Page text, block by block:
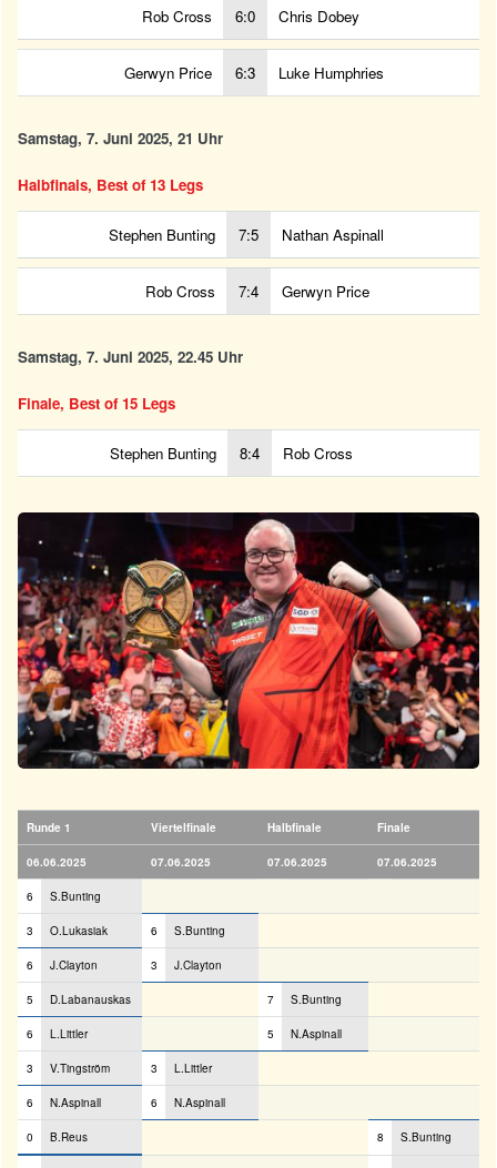
Rob Cross 6:0 Chris Dobey
Gerwyn Price 6:3 Luke Humphries
Samstag, 7. Juni 2025, 21 Uhr
Halbfinals, Best of 13 Legs
Stephen Bunting 7:5 Nathan Aspinall
Rob Cross 7:4 Gerwyn Price
Samstag, 7. Juni 2025, 22.45 Uhr
Finale, Best of 15 Legs
Stephen Bunting 8:4 Rob Cross
Runde 1 Viertelfinale Halbfinale Finale
06.06.2025 07.06.2025 07.06.2025 07.06.2025
6 S.Bunting
3 O.Lukasiak 6 S.Bunting
6 J.Clayton 3 J.Clayton
5 D.Labanauskas 7 S.Bunting
6 L.Littler 5 N.Aspinall
3 V.Tingström 3 L.Littler
6 N.Aspinall 6 N.Aspinall
0 B.Reus 8 S.Bunting